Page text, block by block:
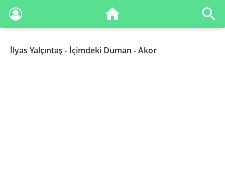
İlyas Yalçıntaş - İçimdeki Duman - Akor